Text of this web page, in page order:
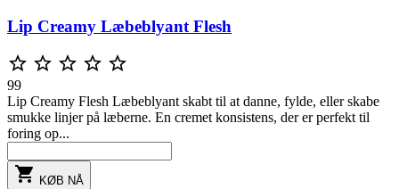
Lip Creamy Læbeblyant Flesh
    
99
Lip Creamy Flesh Læbeblyant skabt til at danne, fylde, eller skabe
smukke linjer på læberne. En cremet konsistens, der er perfekt til
foring op...
 KØB NÅ